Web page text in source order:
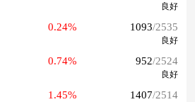
良好
0.24% 1093/2535
良好
0.74% 952/2524
良好
1.45% 1407/2514